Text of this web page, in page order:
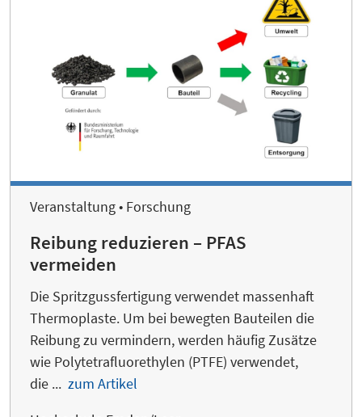
Veranstaltung • Forschung
Reibung reduzieren – PFAS
vermeiden
Die Spritzgussfertigung verwendet massenhaft
Thermoplaste. Um bei bewegten Bauteilen die
Reibung zu vermindern, werden häufig Zusätze
wie Polytetrafluorethylen (PTFE) verwendet,
die ... zum Artikel